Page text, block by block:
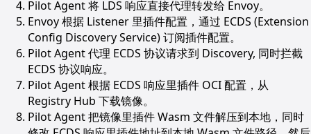
Pilot Agent 将 LDS 响应直接代理转发给 Envoy。
Envoy 根据 Listener 里插件配置，通过 ECDS (Extension
Config Discovery Service) 订阅插件配置。
Pilot Agent 代理 ECDS 协议请求到 Discovery, 同时拦截
ECDS 协议响应。
Pilot Agent 根据 ECDS 响应里插件 OCI 配置，从
Registry Hub 下载镜像。
Pilot Agent 把镜像里插件 Wasm 文件解压到本地，同时